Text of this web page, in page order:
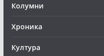
Колумни
Хроника
Култура